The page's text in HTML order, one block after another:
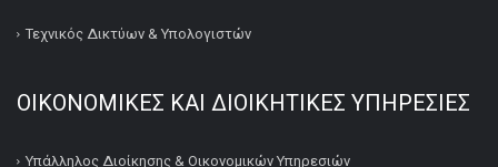
Τεχνικός Δικτύων & Υπολογιστών
ΟΙΚΟΝΟΜΙΚΕΣ ΚΑΙ ΔΙΟΙΚΗΤΙΚΕΣ ΥΠΗΡΕΣΙΕΣ
Υπάλληλος Διοίκησης & Οικονομικών Υπηρεσιών